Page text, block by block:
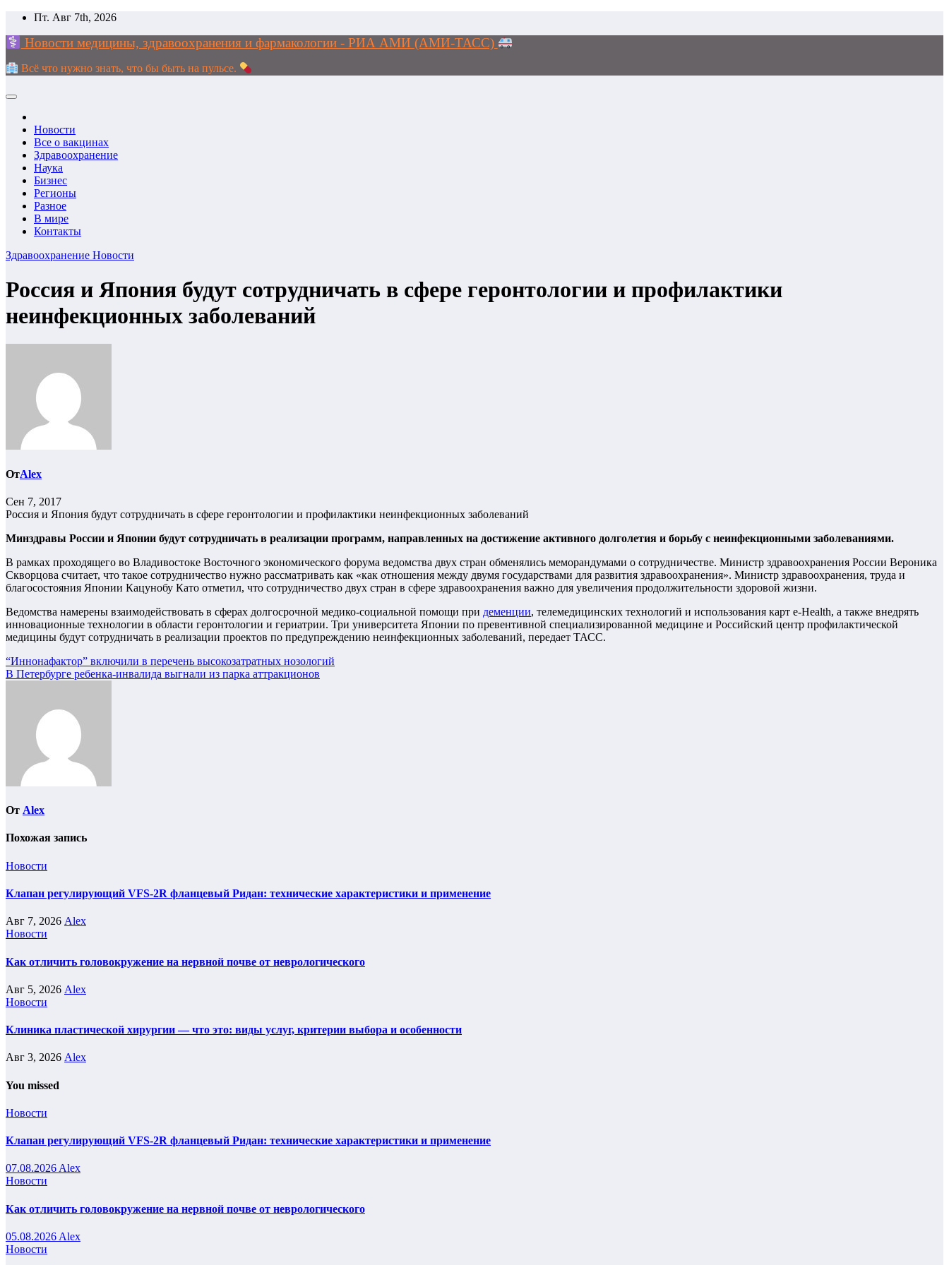
Перейти
содержимому
Пт. Авг 7th, 2026
Новости медицины, здравоохранения и фармакологии - РИА АМИ (АМИ-ТАСС)
Всё что нужно знать, что бы быть на пульсе.
Новости
Все о вакцинах
Здравоохранение
Наука
Бизнес
Регионы
Разное
В мире
Контакты
Здравоохранение Новости
Россия и Япония будут сотрудничать в сфере геронтологии и профилактики
неинфекционных заболеваний
ОтAlex
Сен 7, 2017
Россия и Япония будут сотрудничать в сфере геронтологии и профилактики неинфекционных заболеваний
Минздравы России и Японии будут сотрудничать в реализации программ, направленных на достижение активного долголетия и борьбу с неинфекционными заболеваниями.
В рамках проходящего во Владивостоке Восточного экономического форума ведомства двух стран обменялись меморандумами о сотрудничестве. Министр здравоохранения России Вероника
Скворцова считает, что такое сотрудничество нужно рассматривать как «как отношения между двумя государствами для развития здравоохранения». Министр здравоохранения, труда и
благосостояния Японии Кацунобу Като отметил, что сотрудничество двух стран в сфере здравоохранения важно для увеличения продолжительности здоровой жизни.
Ведомства намерены взаимодействовать в сферах долгосрочной медико-социальной помощи при деменции, телемедицинских технологий и использования карт e-Health, а также внедрять
инновационные технологии в области геронтологии и гериатрии. Три университета Японии по превентивной специализированной медицине и Российский центр профилактической
медицины будут сотрудничать в реализации проектов по предупреждению неинфекционных заболеваний, передает ТАСС.
Навигация
по
“Иннонафактор” включили в перечень высокозатратных нозологий
В Петербурге ребенка-инвалида выгнали из парка аттракционов
От Alex
Похожая запись
Новости
Клапан регулирующий VFS-2R фланцевый Ридан: технические характеристики и применение
Авг 7, 2026 Alex
Новости
Как отличить головокружение на нервной почве от неврологического
Авг 5, 2026 Alex
Новости
Клиника пластической хирургии — что это: виды услуг, критерии выбора и особенности
Авг 3, 2026 Alex
You missed
Новости
Клапан регулирующий VFS-2R фланцевый Ридан: технические характеристики и применение
07.08.2026 Alex
Новости
Как отличить головокружение на нервной почве от неврологического
05.08.2026 Alex
Новости